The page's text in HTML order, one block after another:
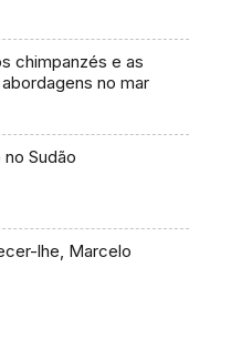
chimpanzés e as
no mar
Sudão
lhe, Marcelo